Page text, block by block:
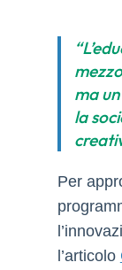
ma
la
Per
l’articolo